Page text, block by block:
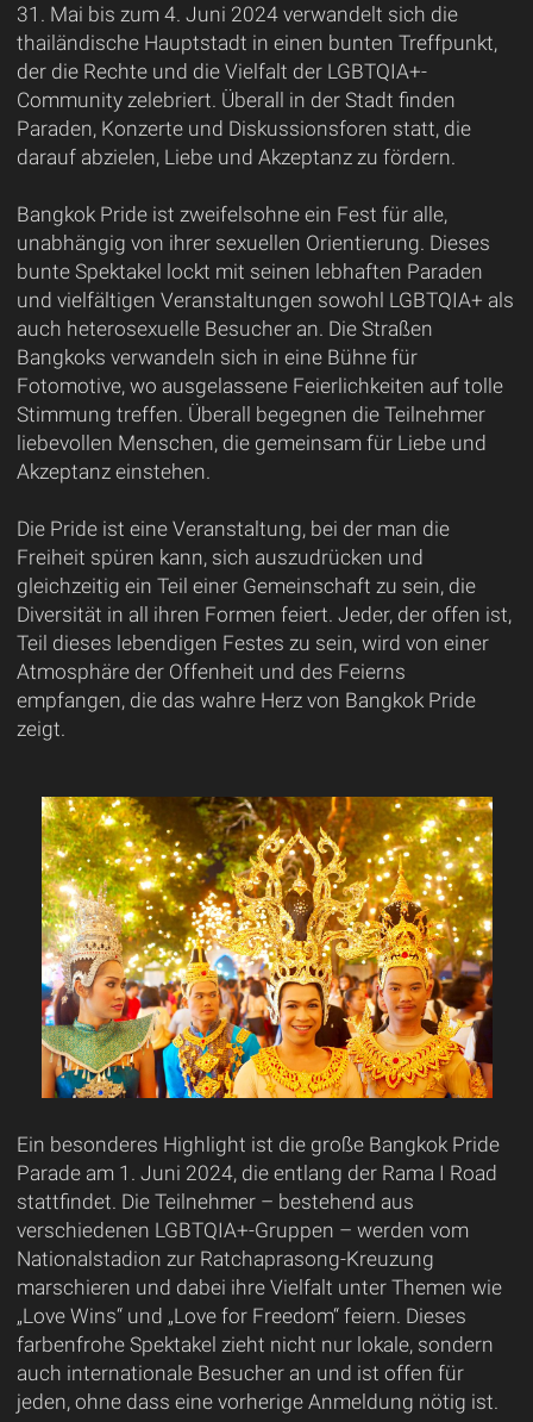
31. Mai bis zum 4. Juni 2024 verwandelt sich die
thailändische Hauptstadt in einen bunten Treffpunkt,
der die Rechte und die Vielfalt der LGBTQIA+-
Community zelebriert. Überall in der Stadt finden
Paraden, Konzerte und Diskussionsforen statt, die
darauf abzielen, Liebe und Akzeptanz zu fördern.
Bangkok Pride ist zweifelsohne ein Fest für alle,
unabhängig von ihrer sexuellen Orientierung. Dieses
bunte Spektakel lockt mit seinen lebhaften Paraden
und vielfältigen Veranstaltungen sowohl LGBTQIA+ als
auch heterosexuelle Besucher an. Die Straßen
Bangkoks verwandeln sich in eine Bühne für
Fotomotive, wo ausgelassene Feierlichkeiten auf tolle
Stimmung treffen. Überall begegnen die Teilnehmer
liebevollen Menschen, die gemeinsam für Liebe und
Akzeptanz einstehen.
Die Pride ist eine Veranstaltung, bei der man die
Freiheit spüren kann, sich auszudrücken und
gleichzeitig ein Teil einer Gemeinschaft zu sein, die
Diversität in all ihren Formen feiert. Jeder, der offen ist,
Teil dieses lebendigen Festes zu sein, wird von einer
Atmosphäre der Offenheit und des Feierns
empfangen, die das wahre Herz von Bangkok Pride
zeigt.
Ein besonderes Highlight ist die große Bangkok Pride
Parade am 1. Juni 2024, die entlang der Rama I Road
stattfindet. Die Teilnehmer – bestehend aus
verschiedenen LGBTQIA+-Gruppen – werden vom
Nationalstadion zur Ratchaprasong-Kreuzung
marschieren und dabei ihre Vielfalt unter Themen wie
„Love Wins“ und „Love for Freedom“ feiern. Dieses
farbenfrohe Spektakel zieht nicht nur lokale, sondern
auch internationale Besucher an und ist offen für
jeden, ohne dass eine vorherige Anmeldung nötig ist.